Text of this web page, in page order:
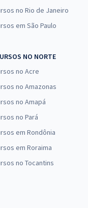
no Rio de Janeiro
em São Paulo
NO NORTE
no Acre
no Amazonas
no Amapá
no Pará
em Rondônia
em Roraima
no Tocantins